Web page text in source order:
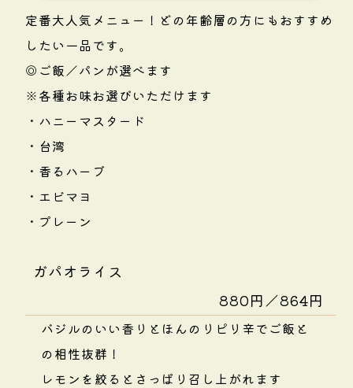
定番大人気メニュー！どの年齢層の方にもおすすめ
したい一品です。
◎ご飯／パンが選べます
※各種お味お選びいただけます
・ハニーマスタード
・台湾
・香るハーブ
・エビマヨ
・プレーン
ガパオライス
880円／864円
バジルのいい香りとほんのりピリ辛でご飯と
の相性抜群！
レモンを絞るとさっぱり召し上がれます